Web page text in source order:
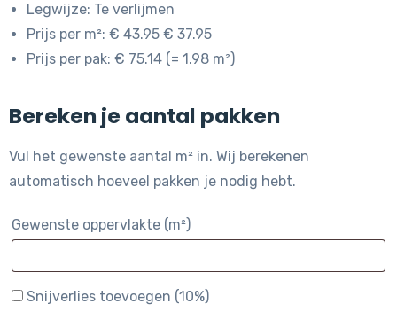
Legwijze: Te verlijmen
Prijs per m²: € 43.95 € 37.95
Prijs per pak: € 75.14 (= 1.98 m²)
Bereken je aantal pakken
Vul het gewenste aantal m² in. Wij berekenen
automatisch hoeveel pakken je nodig hebt.
Gewenste oppervlakte (m²)
Snijverlies toevoegen (10%)